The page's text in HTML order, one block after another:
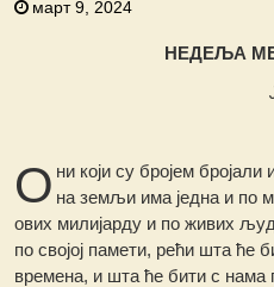
март 9, 2024
НЕДЕЉА
О ни који су бројем
на земљи има једна и по
ових милијарду и по живих
по својој памети, рећи шта ће
времена, и шта ће бити с нама